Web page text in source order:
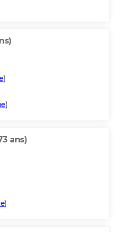
)
)
ans)
)